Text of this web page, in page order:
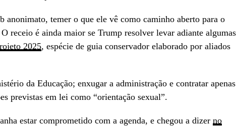
anonimato, temer o que ele vê como caminho aberto para o
receio é ainda maior se Trump resolver levar adiante algumas
2025, espécie de guia conservador elaborado por aliados
da Educação; enxugar a administração e contratar apenas
previstas em lei como “orientação sexual”.
estar comprometido com a agenda, e chegou a dizer no